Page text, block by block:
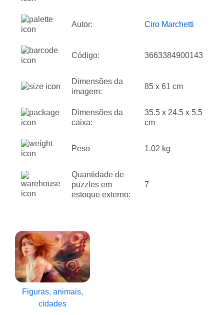
Autor: Ciro Marchetti
Código: 3663384900143
Dimensões da
imagem:
85 x 61 cm
Dimensões da
caixa:
35.5 x 24.5 x 5.5
cm
Peso 1.02 kg
Quantidade de
puzzles em
estoque externo:
7
Figuras, animais,
cidades